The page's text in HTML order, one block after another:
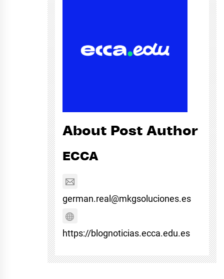
About Post Author
ECCA
german.real@mkgsoluciones.es
https://blognoticias.ecca.edu.es